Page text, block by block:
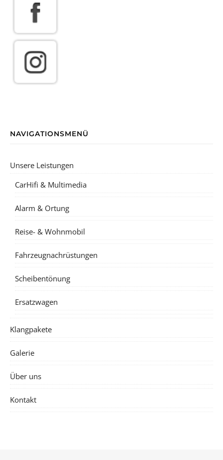
NAVIGATIONSMENÜ
Unsere Leistungen
CarHifi & Multimedia
Alarm & Ortung
Reise- & Wohnmobil
Fahrzeugnachrüstungen
Scheibentönung
Ersatzwagen
Klangpakete
Galerie
Über uns
Kontakt